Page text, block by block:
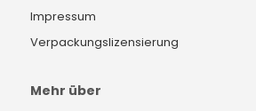
Impressum
Verpackungslizensierung
Mehr über